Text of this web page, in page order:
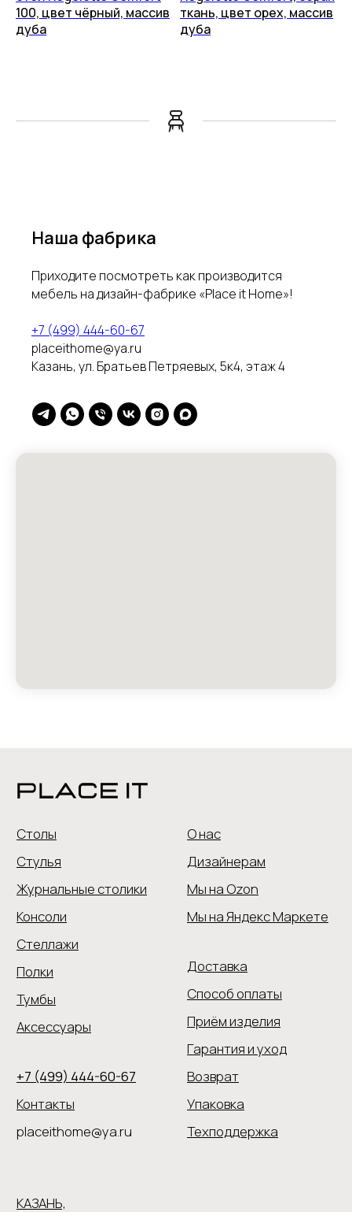
100, цвет чёрный, массив
дуба
ткань, цвет орех, массив
дуба
Наша фабрика
Приходите посмотреть как производится
мебель на дизайн-фабрике «Place it Home»!
+7 (499) 444-60-67
placeithome@ya.ru
Казань, ул. Братьев Петряевых, 5к4, этаж 4